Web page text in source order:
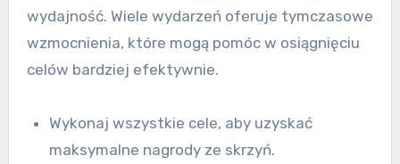
wydajność. Wiele wydarzeń oferuje tymczasowe
wzmocnienia, które mogą pomóc w osiągnięciu
celów bardziej efektywnie.
Wykonaj wszystkie cele, aby uzyskać
maksymalne nagrody ze skrzyń.